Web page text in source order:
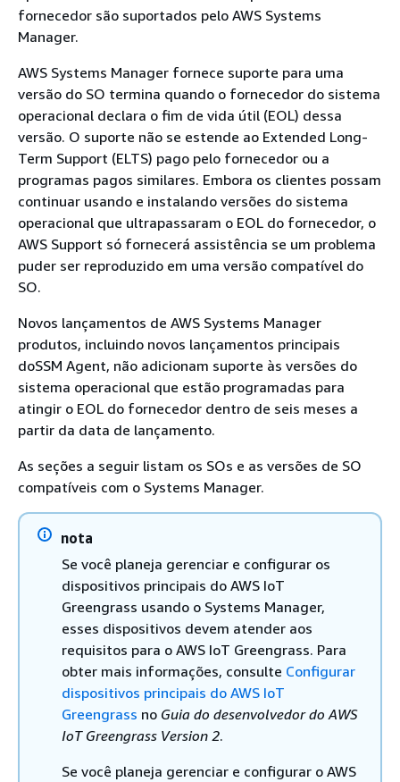
fornecedor são suportados pelo AWS Systems
Manager.
AWS Systems Manager fornece suporte para uma
versão do SO termina quando o fornecedor do sistema
operacional declara o fim de vida útil (EOL) dessa
versão. O suporte não se estende ao Extended Long-
Term Support (ELTS) pago pelo fornecedor ou a
programas pagos similares. Embora os clientes possam
continuar usando e instalando versões do sistema
operacional que ultrapassaram o EOL do fornecedor, o
AWS Support só fornecerá assistência se um problema
puder ser reproduzido em uma versão compatível do
SO.
Novos lançamentos de AWS Systems Manager
produtos, incluindo novos lançamentos principais
doSSM Agent, não adicionam suporte às versões do
sistema operacional que estão programadas para
atingir o EOL do fornecedor dentro de seis meses a
partir da data de lançamento.
As seções a seguir listam os SOs e as versões de SO
compatíveis com o Systems Manager.
nota
Se você planeja gerenciar e configurar os
dispositivos principais do AWS IoT
Greengrass usando o Systems Manager,
esses dispositivos devem atender aos
requisitos para o AWS IoT Greengrass. Para
obter mais informações, consulte Configurar
dispositivos principais do AWS IoT
Greengrass no Guia do desenvolvedor do AWS
IoT Greengrass Version 2.
Se você planeja gerenciar e configurar o AWS